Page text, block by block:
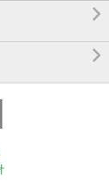

